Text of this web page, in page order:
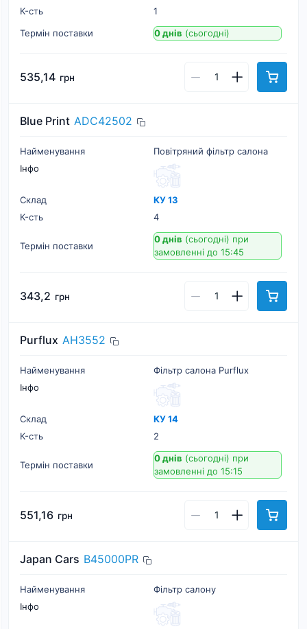
К-cть
1
Термін поставки
0 днів (сьогодні)
535,14 грн
Blue Print ADC42502
Найменування
Повітряний фільтр салона
Інфо
Склад
КУ 13
К-cть
4
Термін поставки
0 днів (сьогодні) при
замовленні до 15:45
343,2 грн
Purflux AH3552
Найменування
Фільтр салона Purflux
Інфо
Склад
КУ 14
К-cть
2
Термін поставки
0 днів (сьогодні) при
замовленні до 15:15
551,16 грн
Japan Cars B45000PR
Найменування
Фільтр салону
Інфо